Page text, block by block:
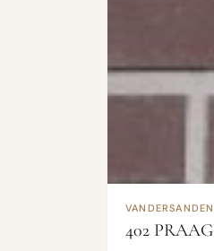
VANDERSANDEN
402 PRAAG